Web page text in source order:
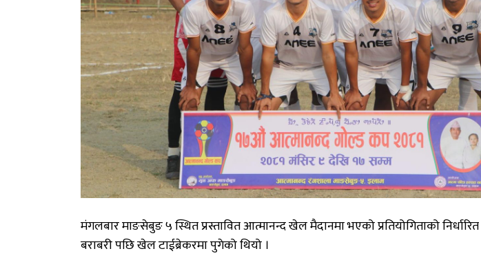
मंगलबारमाङसेबुङ५स्थितप्रस्तावितआत्मानन्दखेलमैदानमाभएकोप्रतियोगिताकोनिर्धारित
बराबरीपछिखेलटाईब्रेकरमापुगेकोथियो ।